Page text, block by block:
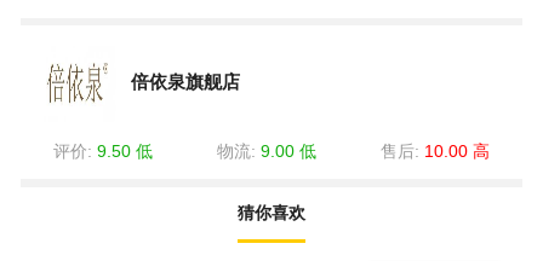
倍依泉旗舰店
评价: 9.50 低 物流: 9.00 低 售后: 10.00 高
猜你喜欢